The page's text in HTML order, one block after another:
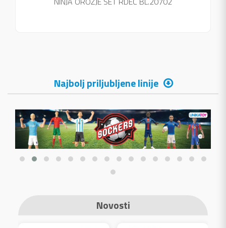
Najbolj priljubljene linije
Novosti